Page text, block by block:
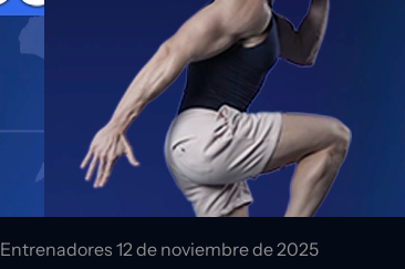
Entrenadores12 de noviembre de 2025